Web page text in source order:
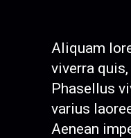
Aliquam
viverra
Phasellus
varius
Aenean